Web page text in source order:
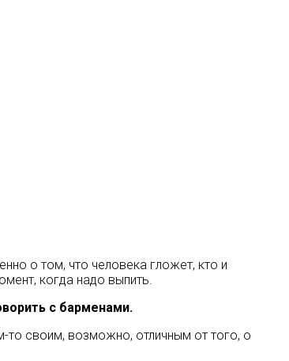
о том, что человека гложет, кто и
когда надо выпить.
с барменами.
то своим, возможно, отличным от того, о